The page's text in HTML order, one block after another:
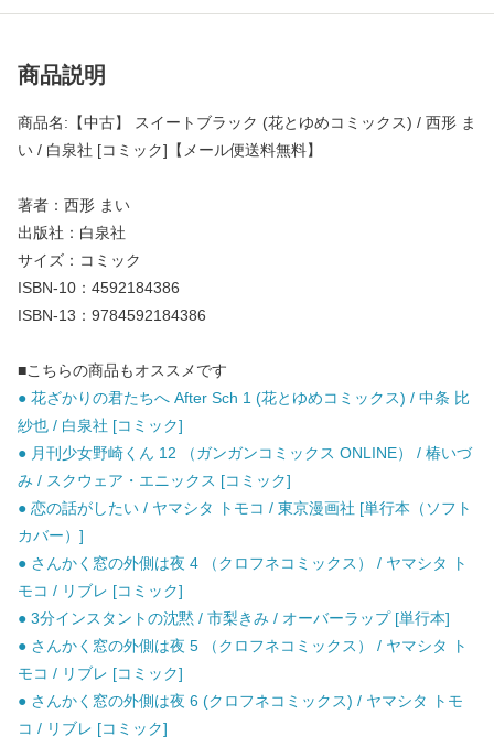
商品説明
商品名:【中古】 スイートブラック (花とゆめコミックス) / 西形 ま
い / 白泉社 [コミック]【メール便送料無料】
著者：西形 まい
出版社：白泉社
サイズ：コミック
ISBN-10：4592184386
ISBN-13：9784592184386
■こちらの商品もオススメです
● 花ざかりの君たちへ After Sch 1 (花とゆめコミックス) / 中条 比
紗也 / 白泉社 [コミック]
● 月刊少女野崎くん 12 （ガンガンコミックス ONLINE） / 椿いづ
み / スクウェア・エニックス [コミック]
● 恋の話がしたい / ヤマシタ トモコ / 東京漫画社 [単行本（ソフト
カバー）]
● さんかく窓の外側は夜 4 （クロフネコミックス） / ヤマシタ ト
モコ / リブレ [コミック]
● 3分インスタントの沈黙 / 市梨きみ / オーバーラップ [単行本]
● さんかく窓の外側は夜 5 （クロフネコミックス） / ヤマシタ ト
モコ / リブレ [コミック]
● さんかく窓の外側は夜 6 (クロフネコミックス) / ヤマシタ トモ
コ / リブレ [コミック]